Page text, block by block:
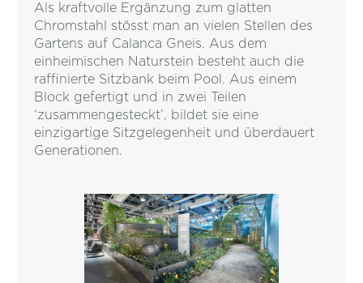
Als kraftvolle Ergänzung zum glatten
Chromstahl stösst man an vielen Stellen des
Gartens auf Calanca Gneis. Aus dem
einheimischen Naturstein besteht auch die
raffinierte Sitzbank beim Pool. Aus einem
Block gefertigt und in zwei Teilen
‘zusammengesteckt’, bildet sie eine
einzigartige Sitzgelegenheit und überdauert
Generationen.